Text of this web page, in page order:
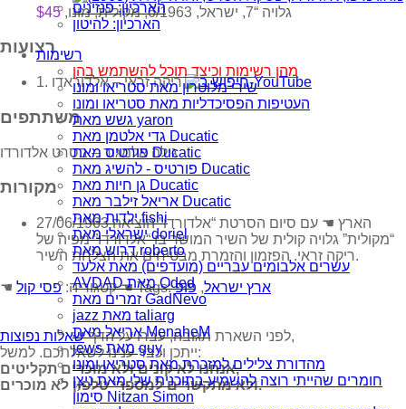
הארכיון: פנזינים
הארכיון: להיטון
רשימות
מהן רשימות וכיצד תוכל להשתמש בהן
שירי מלוטרון מאת סטריאו ומונו
העטיפות הפסיכדליות מאת סטריאו ומונו
גשש מאת yaron
גדי אלטמן מאת Ducatic
פורטיס מאת Ducatic
פורטיס - להשיג מאת Ducatic
גן חיות מאת Ducatic
אריאל זילבר מאת Ducatic
ילדות מאת fishi
ישראלי מאת doriel
דרוש מאת roberto
עשרים אלבומים עבריים (מועדפים) מאת אלעד
AVDAD מאת Oded
זמרים מאת GadNevo
jazz מאת taliarg
אריאל מאת MenaheM
jews מאת guy
מהדורת צלילים למזכרת מאת סטריאו ומונו
חומרים שהייתי רוצה להשמיע בתוכנית שלי מאת נִיצָן
סִימוֹן Nitzan Simon
גלויה “7, ישראל, 6/1963, מקולית, מונו, $45
רצועות
1. ריקה זראי‏ – אלדוראדו
משתתפים
גילה אלמגור – בסרט אלדורדו
מקורות
27/06/1963 הארץ ☚ עם סיום הסרטת “אלדורדו” הוציאה
“מקולית” גלויה קולית של השיר המושר בו “אלדורדו” מפיה של
ריקה זראי. הפזמון והזמרת מבטיחים את הצלחת השיר.
☚ קטגוריה:פסי קול ☚ Tags: ארץ ישראל, פופ
לפני השארת תגובה, עברו על הדףשאלות נפוצות
,
ייתכן וכבר ענינו לשאלתכם. למשל:
אנחנו לא קונים ולא מוכרים תקליטים,
ולא מתקשרים למספרי טלפון לא מוכרים.